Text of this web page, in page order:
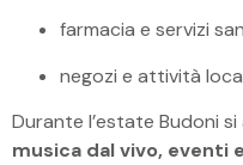
farmacia e servizi
negozi e attività
Durante l’estate Budoni si
musica dal vivo, eventi